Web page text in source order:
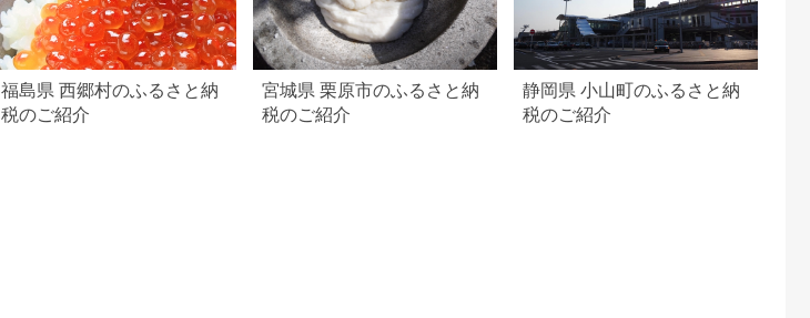
福島県 西郷村のふるさと納
税のご紹介
宮城県 栗原市のふるさと納
税のご紹介
静岡県 小山町のふるさと納
税のご紹介